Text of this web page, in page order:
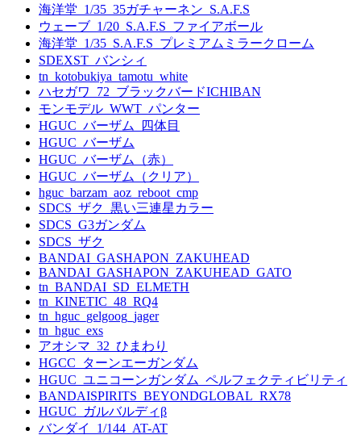
海洋堂_1/35_35ガチャーネン_S.A.F.S
ウェーブ_1/20_S.A.F.S_ファイアボール
海洋堂_1/35_S.A.F.S_プレミアムミラークローム
SDEXST_バンシィ
tn_kotobukiya_tamotu_white
ハセガワ_72_ブラックバードICHIBAN
モンモデル_WWT_パンター
HGUC_バーザム_四体目
HGUC_バーザム
HGUC_バーザム（赤）
HGUC_バーザム（クリア）
hguc_barzam_aoz_reboot_cmp
SDCS_ザク_黒い三連星カラー
SDCS_G3ガンダム
SDCS_ザク
BANDAI_GASHAPON_ZAKUHEAD
BANDAI_GASHAPON_ZAKUHEAD_GATO
tn_BANDAI_SD_ELMETH
tn_KINETIC_48_RQ4
tn_hguc_gelgoog_jager
tn_hguc_exs
アオシマ_32_ひまわり
HGCC_ターンエーガンダム
HGUC_ユニコーンガンダム_ペルフェクティビリティ
BANDAISPIRITS_BEYONDGLOBAL_RX78
HGUC_ガルバルディβ
バンダイ_1/144_AT-AT